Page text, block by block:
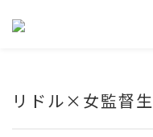
リドル×女監督生